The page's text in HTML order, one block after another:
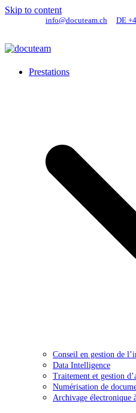
Skip to content
info@docuteam.ch DE
Prestations
Conseil en gestion de
Data Intelligence
Traitement et gestion
Numérisation de
Archivage électronique